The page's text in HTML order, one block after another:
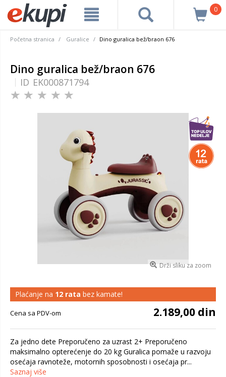
0
Početna stranica Guralice Dino guralica bež/braon 676
Dino guralica bež/braon 676
ID EK000871794
Drži sliku za zoom
Plaćanje na 12 rata bez kamate!
Cena sa PDV-om 2.189,00 din
Za jedno dete Preporučeno za uzrast 2+ Preporučeno
maksimalno opterećenje do 20 kg Guralica pomaže u razvoju
osećaja ravnoteže, motornih sposobnosti i osećaja pr...
Saznaj više